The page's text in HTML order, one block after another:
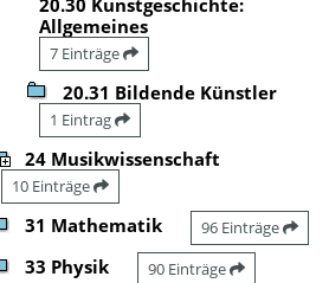
Allgemeines
7 Einträge
20.31 Bildende Künstler
1 Eintrag
24 Musikwissenschaft
10 Einträge
31 Mathematik 96 Einträge
33 Physik 90 Einträge